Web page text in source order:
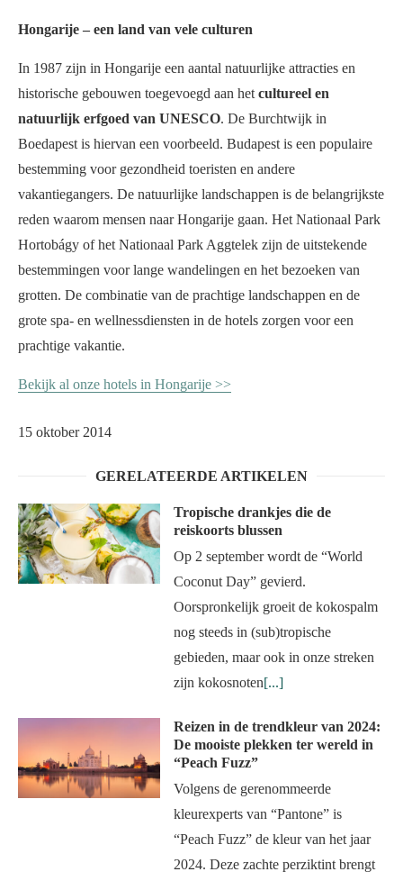
Hongarije – een land van vele culturen
In 1987 zijn in Hongarije een aantal natuurlijke attracties en
historische gebouwen toegevoegd aan het cultureel en
natuurlijk erfgoed van UNESCO. De Burchtwijk in
Boedapest is hiervan een voorbeeld. Budapest is een populaire
bestemming voor gezondheid toeristen en andere
vakantiegangers. De natuurlijke landschappen is de belangrijkste
reden waarom mensen naar Hongarije gaan. Het Nationaal Park
Hortobágy of het Nationaal Park Aggtelek zijn de uitstekende
bestemmingen voor lange wandelingen en het bezoeken van
grotten. De combinatie van de prachtige landschappen en de
grote spa- en wellnessdiensten in de hotels zorgen voor een
prachtige vakantie.
Bekijk al onze hotels in Hongarije >>
15 oktober 2014
GERELATEERDE ARTIKELEN
Tropische drankjes die de
reiskoorts blussen
Op 2 september wordt de “World
Coconut Day” gevierd.
Oorspronkelijk groeit de kokospalm
nog steeds in (sub)tropische
gebieden, maar ook in onze streken
zijn kokosnoten[...]
Reizen in de trendkleur van 2024:
De mooiste plekken ter wereld in
“Peach Fuzz”
Volgens de gerenommeerde
kleurexperts van “Pantone” is
“Peach Fuzz” de kleur van het jaar
2024. Deze zachte perziktint brengt